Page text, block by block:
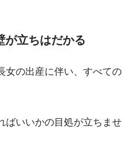
立ちはだかる
女の出産に伴い、すべての
ばいいかの目処が立ちませ